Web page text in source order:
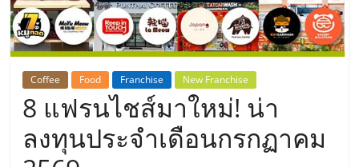
รวม
ธุรกิจ
เอ
Coffee Food Franchise New Franchise
8 แฟรนไชส์มาใหม่! น่า
ลงทุนประจำเดือนกรกฏาคม